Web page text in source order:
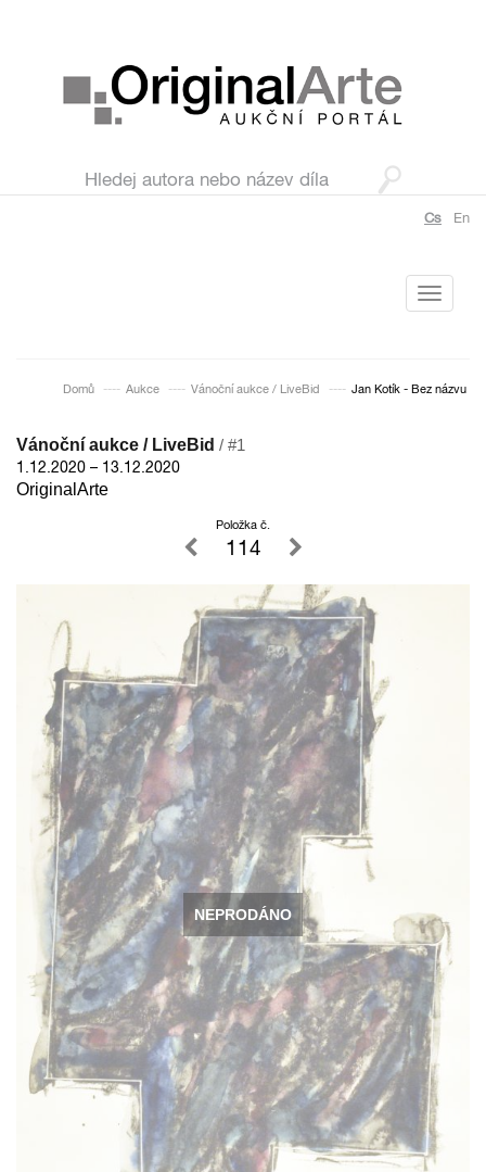
Cs En
Toggle
Domů Aukce Vánoční aukce / LiveBid Jan Kotík - Bez názvu
Vánoční aukce / LiveBid / #1
1.12.2020 – 13.12.2020
OriginalArte
Položka č.
114
NEPRODÁNO